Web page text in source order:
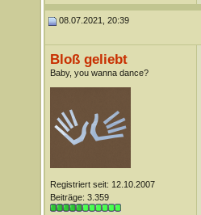
08.07.2021, 20:39
Bloß geliebt
Baby, you wanna dance?
Registriert seit: 12.10.2007
Beiträge: 3.359